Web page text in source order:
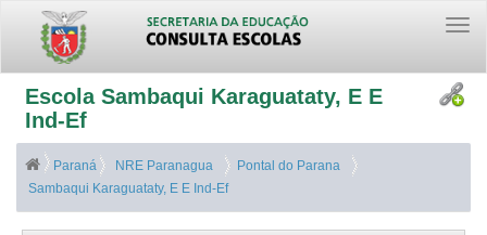
Escola Sambaqui Karaguataty, E E
Ind-Ef
Paraná NRE Paranagua
Pontal do Parana
Sambaqui Karaguataty, E E Ind-Ef